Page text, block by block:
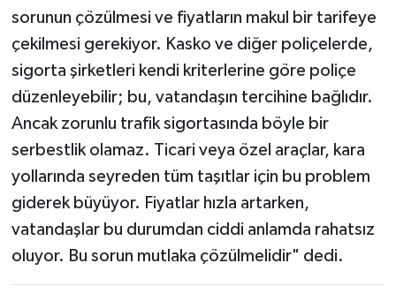
sorunun çözülmesi ve fiyatların makul bir tarifeye
çekilmesi gerekiyor. Kasko ve diğer poliçelerde,
sigorta şirketleri kendi kriterlerine göre poliçe
düzenleyebilir; bu, vatandaşın tercihine bağlıdır.
Ancak zorunlu trafik sigortasında böyle bir
serbestlik olamaz. Ticari veya özel araçlar, kara
yollarında seyreden tüm taşıtlar için bu problem
giderek büyüyor. Fiyatlar hızla artarken,
vatandaşlar bu durumdan ciddi anlamda rahatsız
oluyor. Bu sorun mutlaka çözülmelidir" dedi.